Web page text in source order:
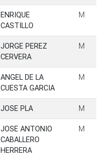
ENRIQUE
CASTILLO
M
JORGE PEREZ
CERVERA
M
ANGEL DE LA
CUESTA GARCIA
M
JOSE PLA M
JOSE ANTONIO
CABALLERO
HERRERA
M